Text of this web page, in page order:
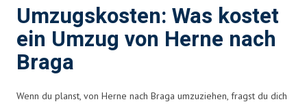
Umzugskosten: Was kostet
ein Umzug von Herne nach
Braga
Wenn du planst, von Herne nach Braga umzuziehen, fragst du dich